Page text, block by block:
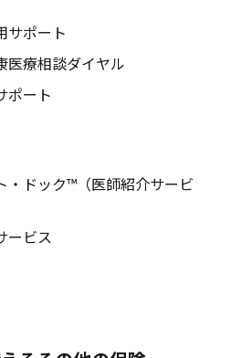
サポート
医療相談ダイヤル
ポート
・ドック™（医師紹介サービ
ービス